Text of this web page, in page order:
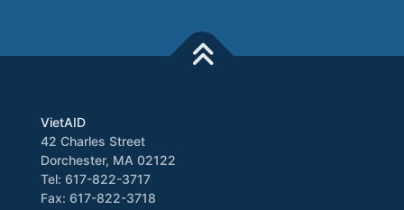
VietAID
42 Charles Street
Dorchester, MA 02122
Tel: 617-822-3717
Fax: 617-822-3718